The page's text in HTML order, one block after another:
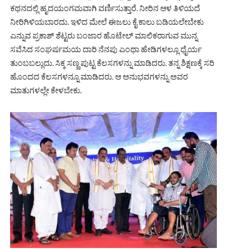
ಕಥನದಲ್ಲಿ ಹೃದಯಂಗಮವಾಗಿ ವರ್ಣಿಸುತ್ತಾರೆ. ನೀರಿನ ಆಳ ತಿಳಿಯದೆ
ನೀರಿಗಿಳಿಯಬಾರದು. ಇಳಿದ ಮೇಲೆ ಈಜಲು ಕೈ ಕಾಲು ಬಡಿಯಲೇಬೇಕು
ಎನ್ನುವ ಪ್ರಕಾಶ್ ಶೆಟ್ಟರು ಬಂಜಾರ ಹೊಟೇಲ್ ಮಾಲಿಕರಾಗುವ ಮುನ್ನ
ಸವೆಸಿದ ಸಂಘರ್ಷಮಯ ದಾರಿ ನೆನಪು ಎಂಥಾ ಹೇಡಿಗಳಲ್ಲೂ ಧೈರ್ಯ
ತುಂಬಬಲ್ಲುದು. ಸಿಕ್ಕ ಸಣ್ಣ ಪುಟ್ಟ ಕೆಲಸಗಳನ್ನು ಮಾಡಿದರು. ತನ್ನ ಶಿಕ್ಷಣಕ್ಕೆ ಸರಿ
ಹೊಂದದ ಕೆಲಸಗಳನ್ನೂ ಮಾಡಿದರು. ಆ ಅನುಭವಗಳನ್ನು ಅವರ
ಮಾತುಗಳಲ್ಲೇ ಕೇಳಬೇಕು.